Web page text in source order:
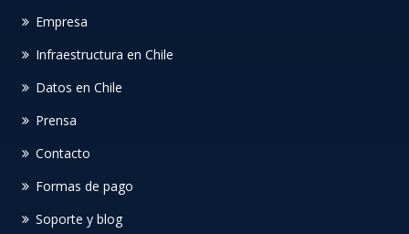
Empresa
Infraestructura en Chile
Datos en Chile
Prensa
Contacto
Formas de pago
Soporte y blog